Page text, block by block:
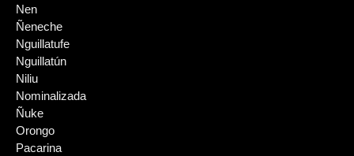
Nen
Ñeneche
Nguillatufe
Nguillatún
Niliu
Nominalizada
Ñuke
Orongo
Pacarina